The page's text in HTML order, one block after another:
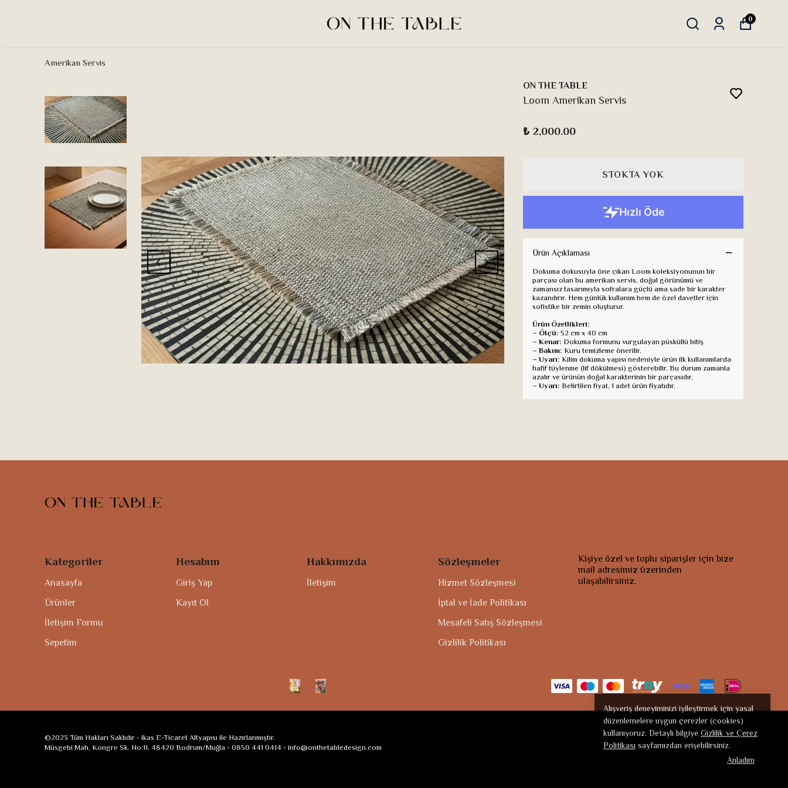
0
Alışveriş deneyiminizi iyileştirmek için yasal
düzenlemelere uygun çerezler (cookies)
kullanıyoruz. Detaylı bilgiye Gizlilik ve Çerez
Politikası sayfamızdan erişebilirsiniz.
Anladım
Amerikan Servis
ON THE TABLE
Loom Amerikan Servis
₺ 2,000.00
STOKTA YOK
Ürün Açıklaması
Dokuma dokusuyla öne çıkan Loom koleksiyonunun bir
parçası olan bu amerikan servis, doğal görünümü ve
zamansız tasarımıyla sofralara güçlü ama sade bir karakter
kazandırır. Hem günlük kullanım hem de özel davetler için
sofistike bir zemin oluşturur.
Ürün Özellikleri:
– Ölçü: 52 cm x 40 cm
– Kenar: Dokuma formunu vurgulayan püsküllü bitiş
– Bakım: Kuru temizleme önerilir.
– Uyarı: Kilim dokuma yapısı nedeniyle ürün ilk kullanımlarda
hafif tüylenme (lif dökülmesi) gösterebilir. Bu durum zamanla
azalır ve ürünün doğal karakterinin bir parçasıdır.
– Uyarı: Belirtilen fiyat, 1 adet ürün fiyatıdır.
Kategoriler
Anasayfa
Ürünler
İletişim Formu
Sepetim
Hesabım
Giriş Yap
Kayıt Ol
Hakkımızda
İletişim
Sözleşmeler
Hizmet Sözleşmesi
İptal ve İade Politikası
Mesafeli Satış Sözleşmesi
Gizlilik Politikası
Kişiye özel ve toplu siparişler için bize
mail adresimiz üzerinden
ulaşabilirsiniz.
©2023 Tüm Hakları Saklıdır - ikas E-Ticaret Altyapısı ile Hazırlanmıştır.
Müsgebi Mah, Kongre Sk. No:11, 48420 Bodrum/Muğla - 0850 441 0414 - info@onthetabledesign.com